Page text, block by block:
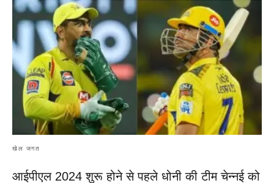
खेल जगत
आईपीएल 2024 शुरू होने से पहले धोनी की टीम चेन्नई को